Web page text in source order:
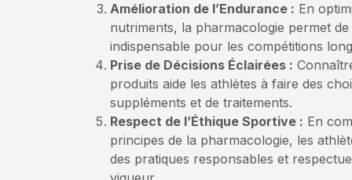
Amélioration de l’Endurance : En
nutriments, la pharmacologie permet
indispensable pour les compétitions
Prise de Décisions Éclairées :
produits aide les athlètes à faire des
suppléments et de traitements.
Respect de l’Éthique Sportive : En
principes de la pharmacologie, les
des pratiques responsables et